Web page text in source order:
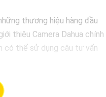
thương hiệu hàng đầu
thiệu Camera Dahua chính
có thể sử dụng câu tư vấn
và tính năng an ninh hiện